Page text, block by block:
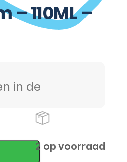
in de
– 110ML –
2 op voorraad